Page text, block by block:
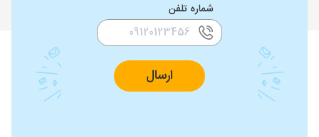
شماره تلفن
ارسال